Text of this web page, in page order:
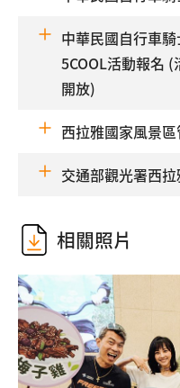
中華民國自行車
5COOL活動報名
開放)
西拉雅國家風景
交通部觀光署西
相關照片